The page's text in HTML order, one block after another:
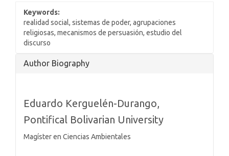
Keywords:
realidad social, sistemas de poder, agrupaciones
religiosas, mecanismos de persuasión, estudio del
discurso
Article
Author Biography
Eduardo Kerguelén-Durango,
Pontifical Bolivarian University
Magíster en Ciencias Ambientales